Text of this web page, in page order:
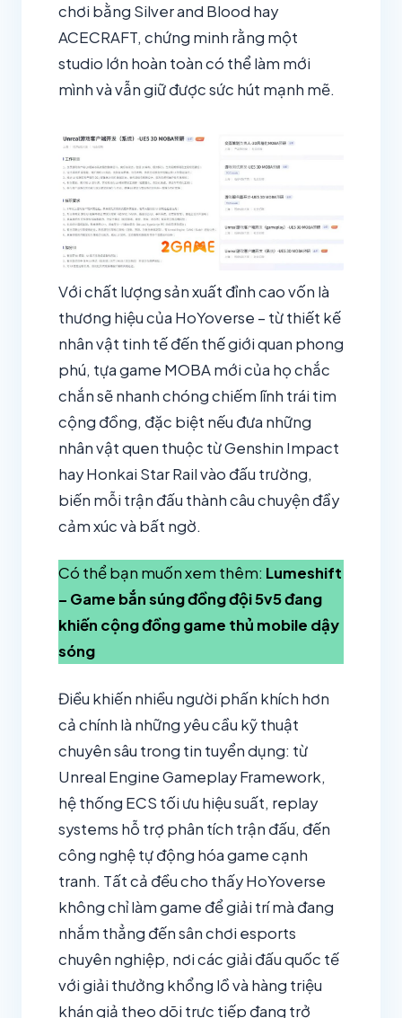
chơi bằng Silver and Blood hay
ACECRAFT, chứng minh rằng một
studio lớn hoàn toàn có thể làm mới
mình và vẫn giữ được sức hút mạnh mẽ.
Với chất lượng sản xuất đỉnh cao vốn là
thương hiệu của HoYoverse – từ thiết kế
nhân vật tinh tế đến thế giới quan phong
phú, tựa game MOBA mới của họ chắc
chắn sẽ nhanh chóng chiếm lĩnh trái tim
cộng đồng, đặc biệt nếu đưa những
nhân vật quen thuộc từ Genshin Impact
hay Honkai Star Rail vào đấu trường,
biến mỗi trận đấu thành câu chuyện đầy
cảm xúc và bất ngờ.
Có thể bạn muốn xem thêm: Lumeshift
– Game bắn súng đồng đội 5v5 đang
khiến cộng đồng game thủ mobile dậy
sóng
Điều khiến nhiều người phấn khích hơn
cả chính là những yêu cầu kỹ thuật
chuyên sâu trong tin tuyển dụng: từ
Unreal Engine Gameplay Framework,
hệ thống ECS tối ưu hiệu suất, replay
systems hỗ trợ phân tích trận đấu, đến
công nghệ tự động hóa game cạnh
tranh. Tất cả đều cho thấy HoYoverse
không chỉ làm game để giải trí mà đang
nhắm thẳng đến sân chơi esports
chuyên nghiệp, nơi các giải đấu quốc tế
với giải thưởng khổng lồ và hàng triệu
khán giả theo dõi trực tiếp đang trở